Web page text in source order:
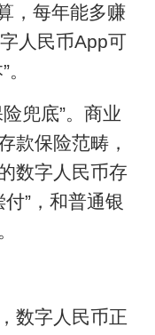
，每年能多赚
人民币App可
兜底”。商业
款保险范畴，
数字人民币存
”，和普通银
数字人民币正